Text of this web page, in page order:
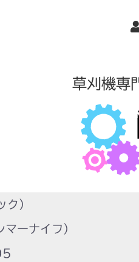
草刈機専
）
ーナイフ）